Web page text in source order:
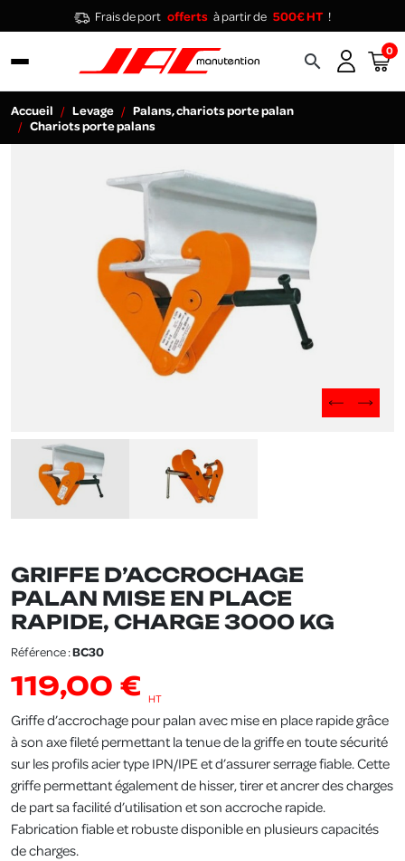
Frais de port offerts à partir de 500€ HT !
search 0
Accueil Levage
Palans, chariots porte palan
Chariots porte palans
PreviousNext
GRIFFE D’ACCROCHAGE
PALAN MISE EN PLACE
RAPIDE, CHARGE 3000 KG
Référence :BC30
119,00 € HT
Griffe d’accrochage pour palan avec mise en place rapide grâce
à son axe fileté permettant la tenue de la griffe en toute sécurité
sur les profils acier type IPN/IPE et d’assurer serrage fiable.Cette
griffe permettant également de hisser, tirer et ancrer des charges
de part sa facilité d’utilisation et son accroche rapide.
Fabrication fiable et robuste disponible en plusieurs capacités
de charges.